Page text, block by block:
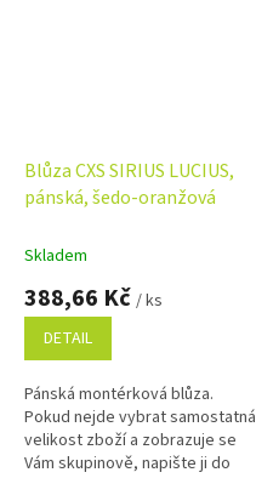
Blůza CXS SIRIUS LUCIUS,
pánská, šedo-oranžová
Skladem
388,66 Kč / ks
DETAIL
Pánská montérková blůza.
Pokud nejde vybrat samostatná
velikost zboží a zobrazuje se
Vám skupinově, napište ji do